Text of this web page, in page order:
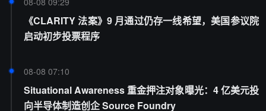
《CLARITY 法案》9 月通过仍存一线希望，美国参议院
启动初步投票程序
08-08 07:10
Situational Awareness 重金押注对象曝光：4 亿美元投
向半导体制造创企 Source Foundry